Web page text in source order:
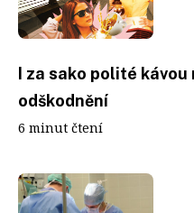
I za sako polité kávou
odškodnění
6 minut čtení